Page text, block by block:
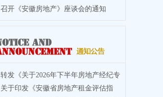
召开《安徽房地产》座谈会的通知
转发《关于2026年下半年房地产经纪专
业人员
关于印发《安徽省房地产租金评估指